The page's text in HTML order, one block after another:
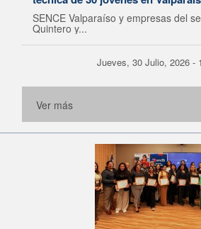
SENCE Valparaíso y empresas del
Quintero y...
Jueves, 30 Julio, 2026 -
Ver más